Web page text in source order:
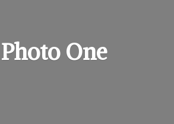
Photo One